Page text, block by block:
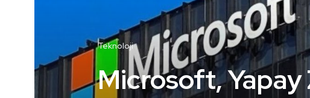
Teknoloji
Microsoft, Yapay